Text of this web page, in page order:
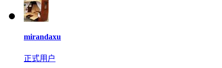
mirandaxu
正式用户